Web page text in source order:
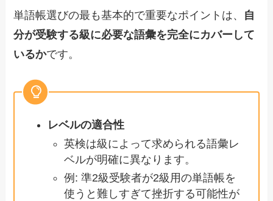
単語帳選びの最も基本的で重要なポイントは、 自
分が受験する級に必要な語彙を完全にカバーして
いるかです。
レベルの適合性
英検は級によって求められる語彙レ
ベルが明確に異なります。
例: 準2級受験者が2級用の単語帳を
使うと難しすぎて挫折する可能性が